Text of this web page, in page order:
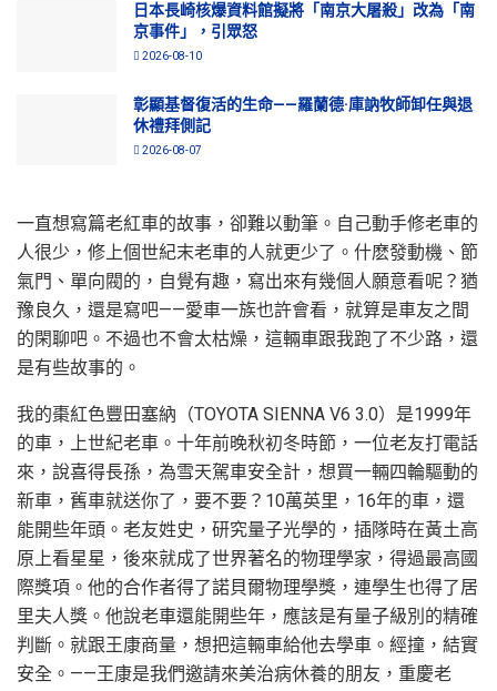
日本長崎核爆資料館擬將「南京大屠殺」改為「南
京事件」，引眾怒
2026-08-10
彰顯基督復活的生命——羅蘭德·庫訥牧師卸任與退
休禮拜側記
2026-08-07
一直想寫篇老紅車的故事，卻難以動筆。自己動手修老車的
人很少，修上個世紀末老車的人就更少了。什麽發動機、節
氣門、單向閥的，自覺有趣，寫出來有幾個人願意看呢？猶
豫良久，還是寫吧——愛車一族也許會看，就算是車友之間
的閑聊吧。不過也不會太枯燥，這輛車跟我跑了不少路，還
是有些故事的。
我的棗紅色豐田塞納（TOYOTA SIENNA V6 3.0）是1999年
的車，上世紀老車。十年前晚秋初冬時節，一位老友打電話
來，說喜得長孫，為雪天駕車安全計，想買一輛四輪驅動的
新車，舊車就送你了，要不要？10萬英里，16年的車，還
能開些年頭。老友姓史，研究量子光學的，插隊時在黃土高
原上看星星，後來就成了世界著名的物理學家，得過最高國
際獎項。他的合作者得了諾貝爾物理學獎，連學生也得了居
里夫人獎。他說老車還能開些年，應該是有量子級別的精確
判斷。就跟王康商量，想把這輛車給他去學車。經撞，結實
安全。——王康是我們邀請來美治病休養的朋友，重慶老